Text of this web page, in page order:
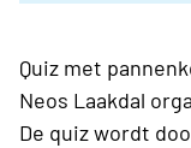
Quiz met
Neos Laakdal
De quiz wordt